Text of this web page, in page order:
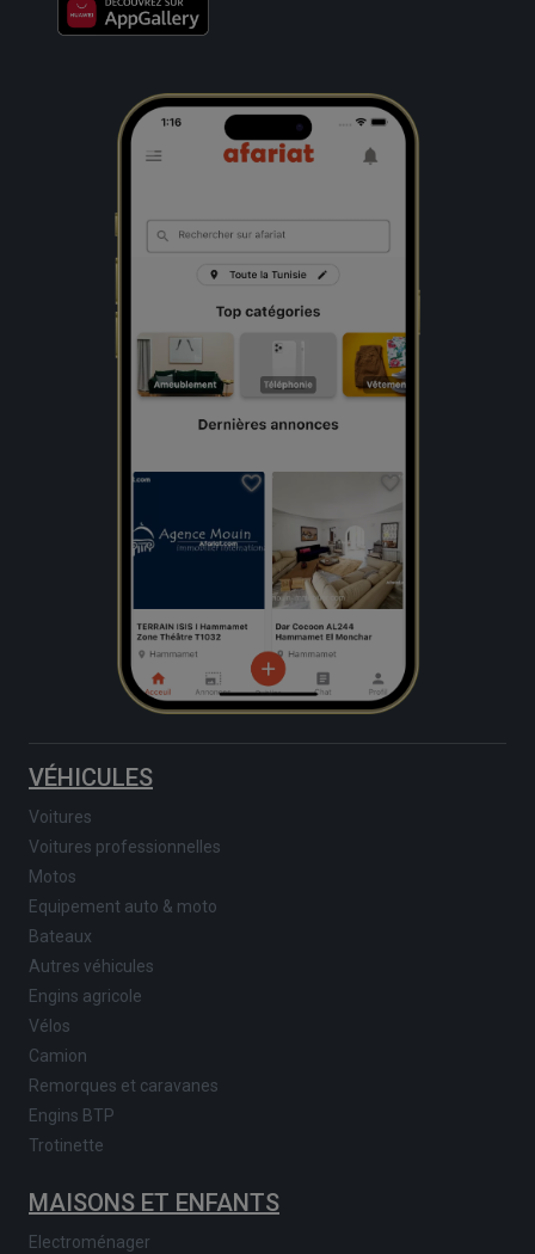
VÉHICULES
Voitures
Voitures professionnelles
Motos
Equipement auto & moto
Bateaux
Autres véhicules
Engins agricole
Vélos
Camion
Remorques et caravanes
Engins BTP
Trotinette
MAISONS ET ENFANTS
Electroménager